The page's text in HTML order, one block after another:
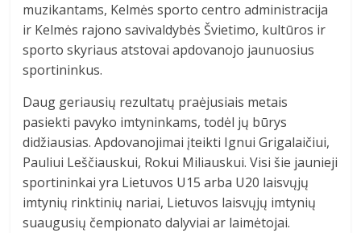
muzikantams, Kelmės sporto centro administracija
ir Kelmės rajono savivaldybės Švietimo, kultūros ir
sporto skyriaus atstovai apdovanojo jaunuosius
sportininkus.
Daug geriausių rezultatų praėjusiais metais
pasiekti pavyko imtyninkams, todėl jų būrys
didžiausias. Apdovanojimai įteikti Ignui Grigalaičiui,
Pauliui Leščiauskui, Rokui Miliauskui. Visi šie jaunieji
sportininkai yra Lietuvos U15 arba U20 laisvųjų
imtynių rinktinių nariai, Lietuvos laisvųjų imtynių
suaugusių čempionato dalyviai ar laimėtojai.